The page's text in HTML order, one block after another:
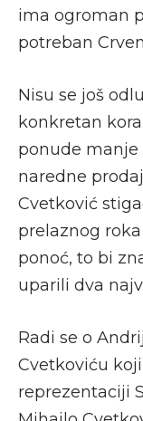
ima ogroman
potreban
Nisu se još
konkretan
ponude manje
naredne
Cvetković
prelaznog roka
ponoć, to bi
uparili dva
Radi se o
Cvetkoviću
reprezentaciji